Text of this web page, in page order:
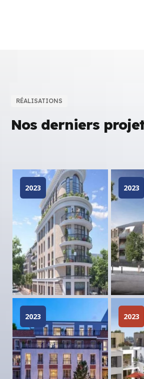
RÉALISATIONS
Nos derniers
2023 2023
2023 2023